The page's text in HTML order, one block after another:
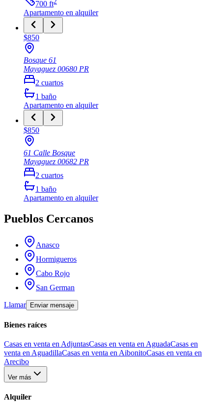
700 ft
Apartamento en alquiler
$850
Bosque 61
Mayaguez 00680 PR
2 cuartos
1 baño
Apartamento en alquiler
$850
61 Calle Bosque
Mayaguez 00682 PR
2 cuartos
1 baño
Apartamento en alquiler
Pueblos Cercanos
Anasco
Hormigueros
Cabo Rojo
San German
Llamar Enviar mensaje
Bienes raíces
Casas en venta en AdjuntasCasas en venta en AguadaCasas en
venta en AguadillaCasas en venta en AibonitoCasas en venta en
Arecibo
Ver más
Alquiler